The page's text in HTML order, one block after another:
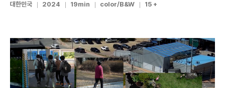
대한민국 2024 19min color/B&W 15 +